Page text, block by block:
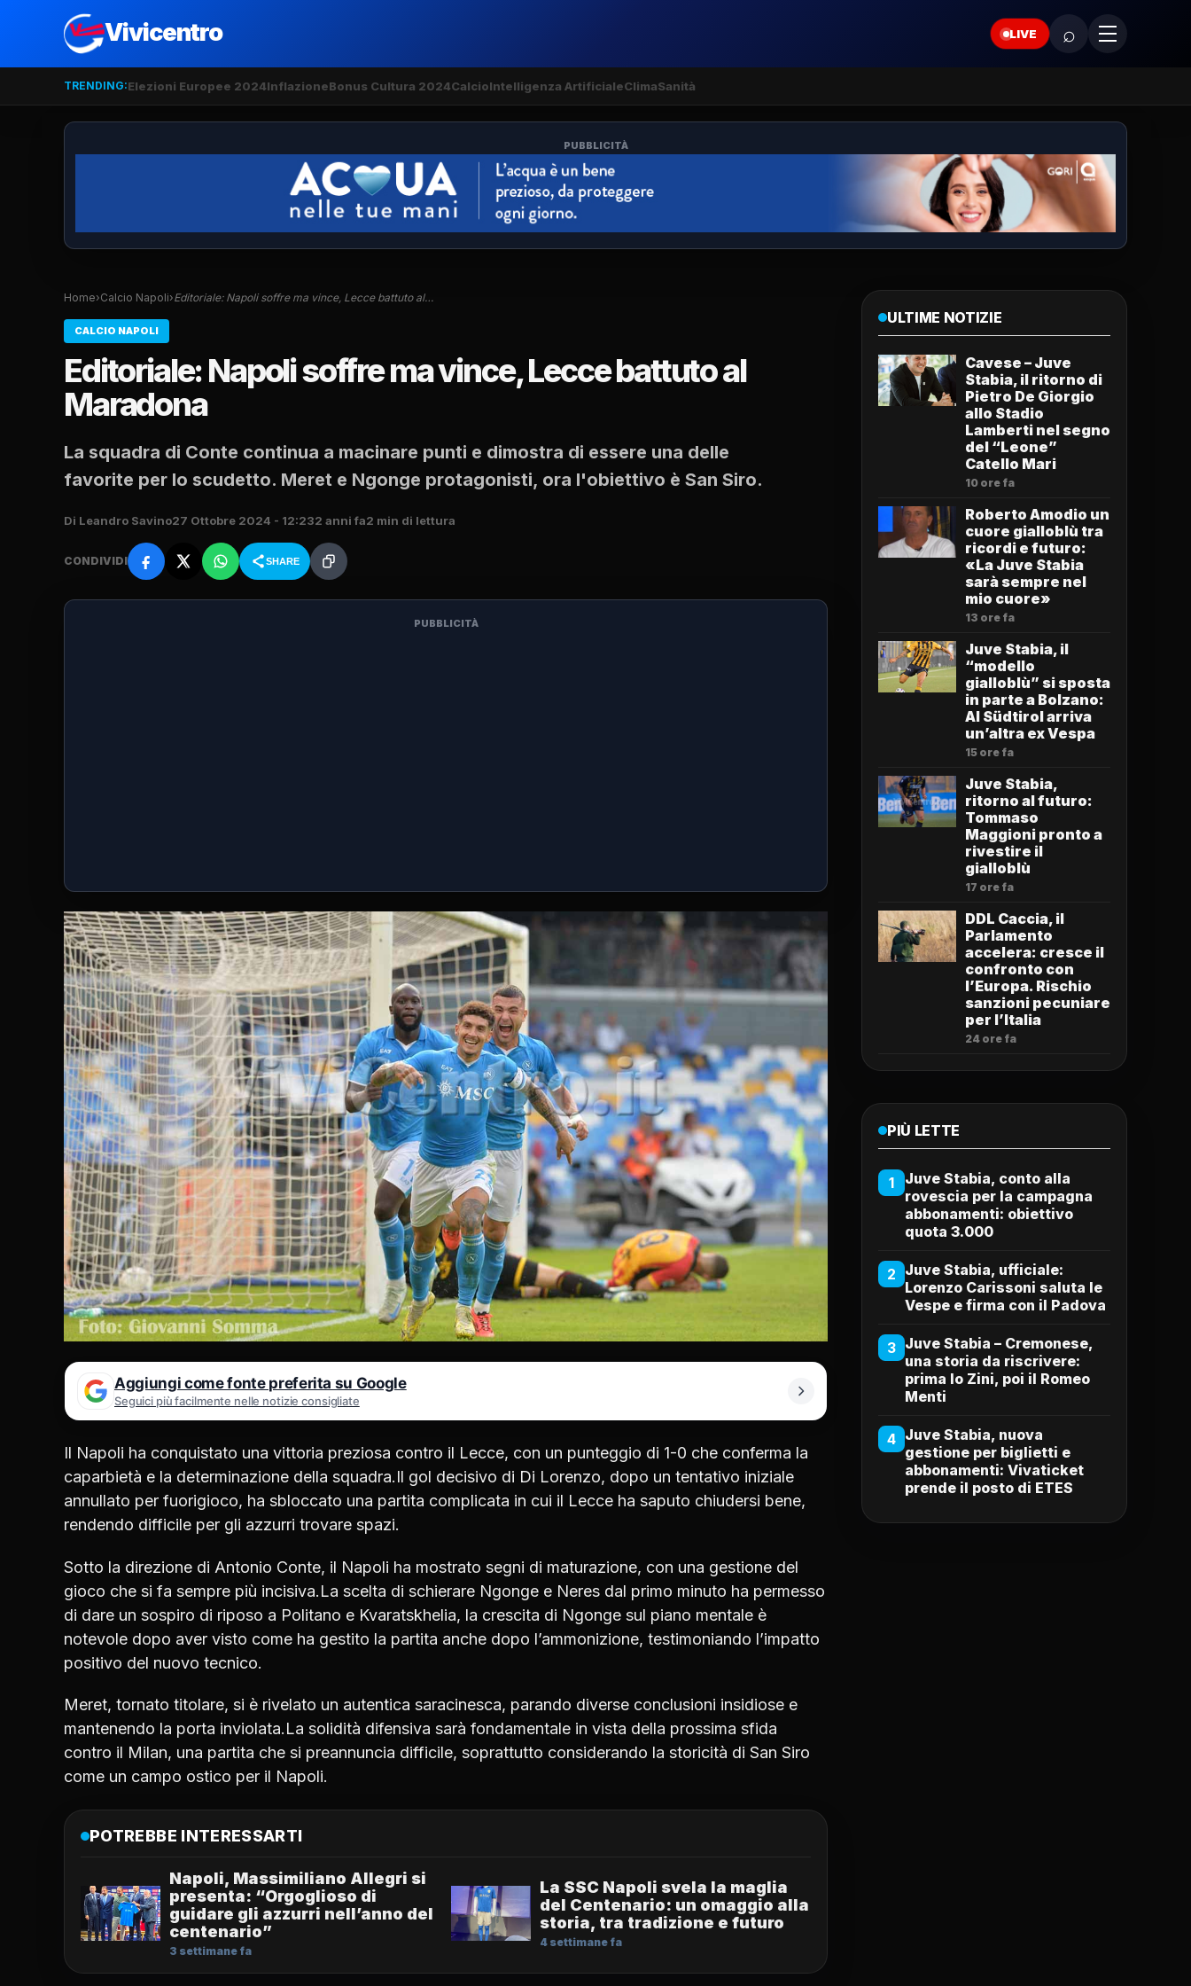
Vivicentro LIVE ⌕
TRENDING:Elezioni Europee 2024InflazioneBonus Cultura 2024CalcioIntelligenza ArtificialeClimaSanità
PUBBLICITÀ
Home›Calcio Napoli›Editoriale: Napoli soffre ma vince, Lecce battuto al…
CALCIO NAPOLI
Editoriale: Napoli soffre ma vince, Lecce battuto al
Maradona
La squadra di Conte continua a macinare punti e dimostra di essere una delle
favorite per lo scudetto. Meret e Ngonge protagonisti, ora l'obiettivo è San Siro.
Di Leandro Savino27 Ottobre 2024 - 12:232 anni fa2 min di lettura
CONDIVIDI SHARE
PUBBLICITÀ
Aggiungi come fonte preferita su Google
Seguici più facilmente nelle notizie consigliate
Il Napoli ha conquistato una vittoria preziosa contro il Lecce, con un punteggio di 1-0 che conferma la
caparbietà e la determinazione della squadra.Il gol decisivo di Di Lorenzo, dopo un tentativo iniziale
annullato per fuorigioco, ha sbloccato una partita complicata in cui il Lecce ha saputo chiudersi bene,
rendendo difficile per gli azzurri trovare spazi.
Sotto la direzione di Antonio Conte, il Napoli ha mostrato segni di maturazione, con una gestione del
gioco che si fa sempre più incisiva.La scelta di schierare Ngonge e Neres dal primo minuto ha permesso
di dare un sospiro di riposo a Politano e Kvaratskhelia, la crescita di Ngonge sul piano mentale è
notevole dopo aver visto come ha gestito la partita anche dopo l’ammonizione, testimoniando l’impatto
positivo del nuovo tecnico.
Meret, tornato titolare, si è rivelato un autentica saracinesca, parando diverse conclusioni insidiose e
mantenendo la porta inviolata.La solidità difensiva sarà fondamentale in vista della prossima sfida
contro il Milan, una partita che si preannuncia difficile, soprattutto considerando la storicità di San Siro
come un campo ostico per il Napoli.
POTREBBE INTERESSARTI
Napoli, Massimiliano Allegri si
presenta: “Orgoglioso di
guidare gli azzurri nell’anno del
centenario”
3 settimane fa
La SSC Napoli svela la maglia
del Centenario: un omaggio alla
storia, tra tradizione e futuro
4 settimane fa
ULTIME NOTIZIE
Cavese – Juve
Stabia, il ritorno di
Pietro De Giorgio
allo Stadio
Lamberti nel segno
del “Leone”
Catello Mari
10 ore fa
Roberto Amodio un
cuore gialloblù tra
ricordi e futuro:
«La Juve Stabia
sarà sempre nel
mio cuore»
13 ore fa
Juve Stabia, il
“modello
gialloblù” si sposta
in parte a Bolzano:
Al Südtirol arriva
un’altra ex Vespa
15 ore fa
Juve Stabia,
ritorno al futuro:
Tommaso
Maggioni pronto a
rivestire il
gialloblù
17 ore fa
DDL Caccia, il
Parlamento
accelera: cresce il
confronto con
l’Europa. Rischio
sanzioni pecuniare
per l’Italia
24 ore fa
PIÙ LETTE
1
Juve Stabia, conto alla
rovescia per la campagna
abbonamenti: obiettivo
quota 3.000
2 Juve Stabia, ufficiale:
Lorenzo Carissoni saluta le
Vespe e firma con il Padova
3 Juve Stabia – Cremonese,
una storia da riscrivere:
prima lo Zini, poi il Romeo
Menti
4 Juve Stabia, nuova
gestione per biglietti e
abbonamenti: Vivaticket
prende il posto di ETES